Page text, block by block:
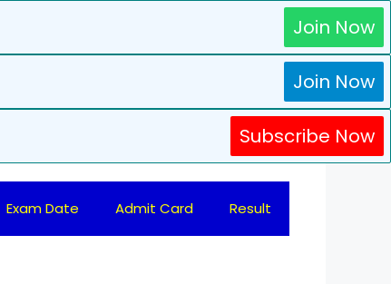
Join Now
Join Now
Subscribe Now
Exam Date Admit Card Result